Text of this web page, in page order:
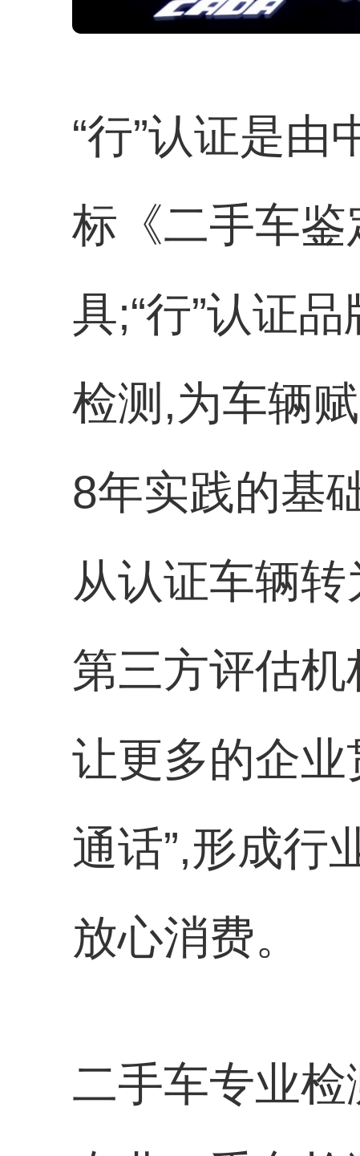
“行”认证是
标《二手车
具;“行”认证
检测,为车辆
8年实践的基
从认证车辆
第三方评估
让更多的企业
通话”,形成行
放心消费。
二手车专业